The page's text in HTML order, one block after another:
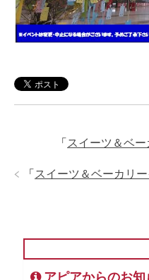
「 スイーツ＆ベ
「 スイーツ＆ベーカリ
アピアからのお知